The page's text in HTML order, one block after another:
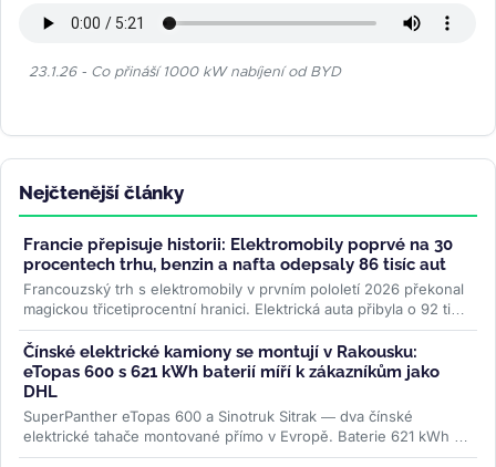
23.1.26 - Co přináší 1000 kW nabíjení od BYD
Nejčtenější články
Francie přepisuje historii: Elektromobily poprvé na 30
procentech trhu, benzin a nafta odepsaly 86 tisíc aut
Francouzský trh s elektromobily v prvním pololetí 2026 překonal
magickou třicetiprocentní hranici. Elektrická auta přibyla o 92 tisíc
kusů...>>
Čínské elektrické kamiony se montují v Rakousku:
eTopas 600 s 621 kWh baterií míří k zákazníkům jako
DHL
SuperPanther eTopas 600 a Sinotruk Sitrak — dva čínské
elektrické tahače montované přímo v Evropě. Baterie 621 kWh od
CATL, reálný...>>